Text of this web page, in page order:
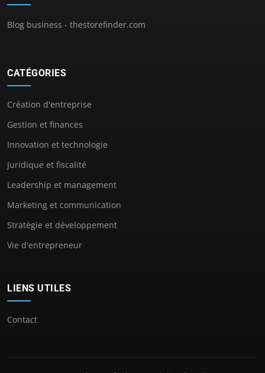
Blog business - thestorefinder.com
CATÉGORIES
Création d'entreprise
Gestion et finances
Innovation et technologie
Juridique et fiscalité
Leadership et management
Marketing et communication
Stratégie et développement
Vie d'entrepreneur
LIENS UTILES
Contact